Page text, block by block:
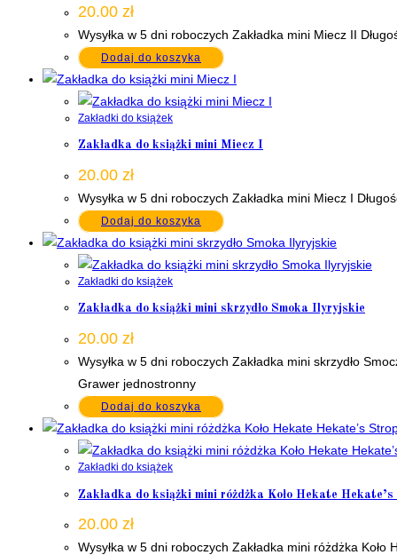
20.00 zł
Wysyłka w 5 dni roboczych Zakładka mini Miecz II
Dodaj do koszyka
Zakładki do książek
Zakładka do książki mini Miecz I
20.00 zł
Wysyłka w 5 dni roboczych Zakładka mini Miecz I
Dodaj do koszyka
Zakładki do książek
Zakładka do książki mini skrzydło Smoka Ilyryjskie
20.00 zł
Wysyłka w 5 dni roboczych Zakładka mini skrzydło
Grawer jednostronny
Dodaj do koszyka
Zakładki do książek
Zakładka do książki mini różdżka Koło Hekate
20.00 zł
Wysyłka w 5 dni roboczych Zakładka mini różdżka